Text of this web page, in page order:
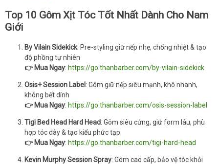
Top 10 Gôm Xịt Tóc Tốt Nhất Dành Cho Nam
Giới
By Vilain Sidekick: Pre-styling giữ nếp nhẹ, chống nhiệt & tạo
độ phồng tự nhiên
👉 Mua Ngay: https://go.thanbarber.com/by-vilain-sidekick
Osis+ Session Label : Gôm giữ nếp siêu mạnh, khô nhanh,
không bết dính
👉 Mua Ngay: https://go.thanbarber.com/osis-session-label
Tigi Bed Head Hard Head: Gôm siêu cứng, giữ form lâu, phù
hợp tóc dày & tạo kiểu phức tạp
👉 Mua Ngay: https://go.thanbarber.com/tigi-hard-head
Kevin Murphy Session Spray: Gôm cao cấp, bảo vệ tóc khỏi